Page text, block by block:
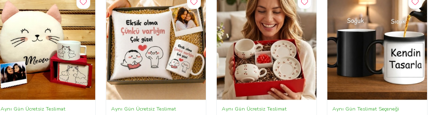
Aynı Gün Ücretsiz Teslimat Aynı Gün Ücretsiz Teslimat Aynı Gün Ücretsiz Teslimat Aynı Gün Teslimat Seçeneği